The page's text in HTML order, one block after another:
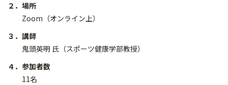
２．場所
Zoom（オンライン上）
３．講師
鬼頭英明 氏（スポーツ健康学部教授）
４．参加者数
11名